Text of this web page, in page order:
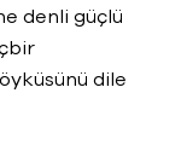
denli güçlü
dile